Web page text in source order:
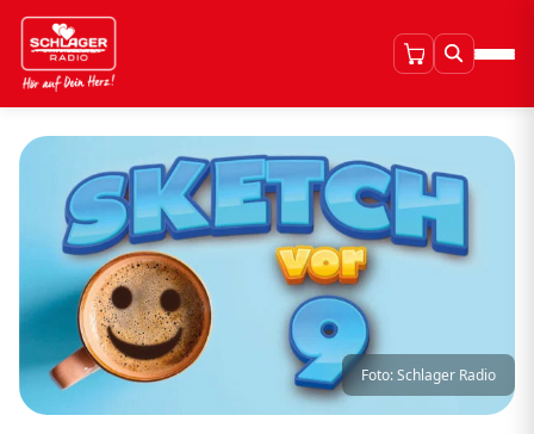
Foto: Schlager Radio